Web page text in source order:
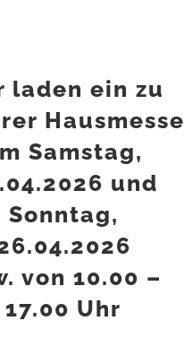
laden ein zu
Hausmesse
Samstag,
und
Sonntag,
von 10.00 –
17.00 Uhr